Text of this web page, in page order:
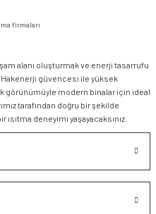
alanı oluşturmak ve enerji tasarrufu
güvencesi ile yüksek
modern binalar için ideal
tarafından doğru bir şekilde
deneyimi yaşayacaksınız.